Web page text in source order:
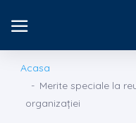
Acasa
Merite speciale la
organizației